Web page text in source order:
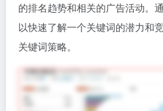
的排名趋势和相关的广告活动。
以快速了解一个关键词的潜力和
关键词策略。